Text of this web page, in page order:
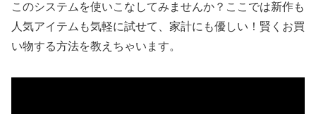
このシステムを使いこなしてみませんか？ここでは新作も
人気アイテムも気軽に試せて、家計にも優しい！賢くお買
い物する方法を教えちゃいます。